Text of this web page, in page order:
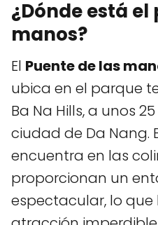
¿Dónde está
manos?
El Puente de las
ubica en el parque
Ba Na Hills, a unos
ciudad de Da Nang.
encuentra en las
proporcionan un
espectacular, lo